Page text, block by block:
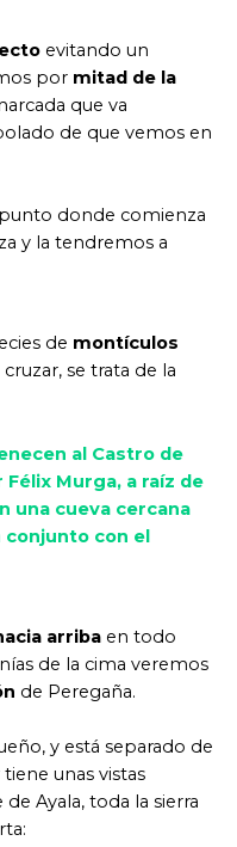
evitando un
por mitad de la
que va
de que vemos en
donde comienza
y la tendremos a
de montículos
se trata de la
al Castro de
Murga, a raíz de
una cueva cercana
conjunto con el
arriba en todo
de la cima veremos
de Peregaña.
y está separado de
unas vistas
Ayala, toda la sierra